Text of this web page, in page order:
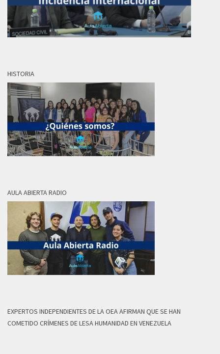
HISTORIA
AULA ABIERTA RADIO
EXPERTOS INDEPENDIENTES DE LA OEA AFIRMAN QUE SE HAN
COMETIDO CRÍMENES DE LESA HUMANIDAD EN VENEZUELA